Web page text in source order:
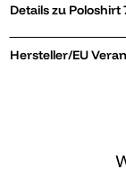
Hersteller/EU